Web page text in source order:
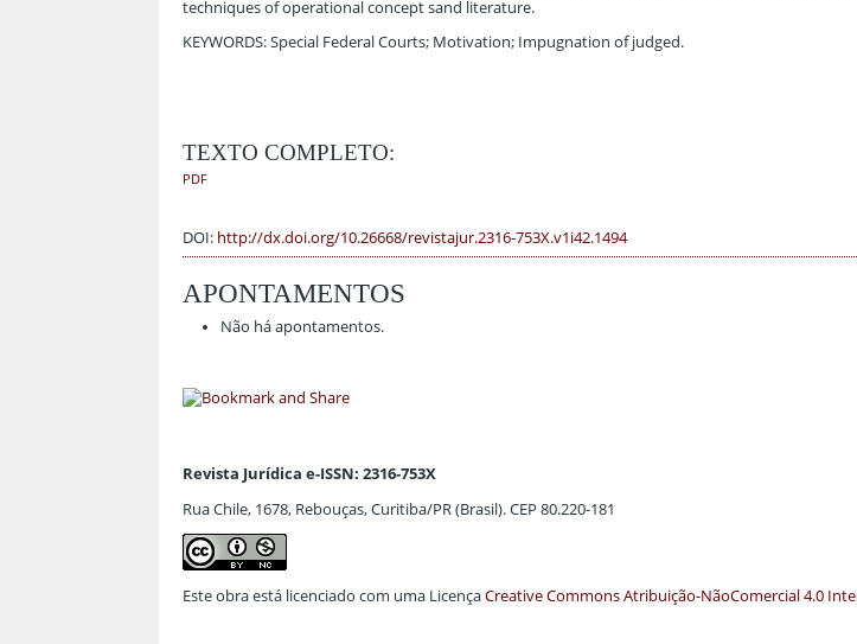
techniques of operational concept sand literature.
KEYWORDS: Special Federal Courts; Motivation; Impugnation of judged.
TEXTO COMPLETO:
PDF
DOI: http://dx.doi.org/10.26668/revistajur.2316-753X.v1i42.1494
APONTAMENTOS
Não há apontamentos.
Revista Jurídica e-ISSN: 2316-753X
Rua Chile, 1678, Rebouças, Curitiba/PR (Brasil). CEP 80.220-181
Este obra está licenciado com uma LicençaCreative Commons Atribuição-NãoComercial 4.0